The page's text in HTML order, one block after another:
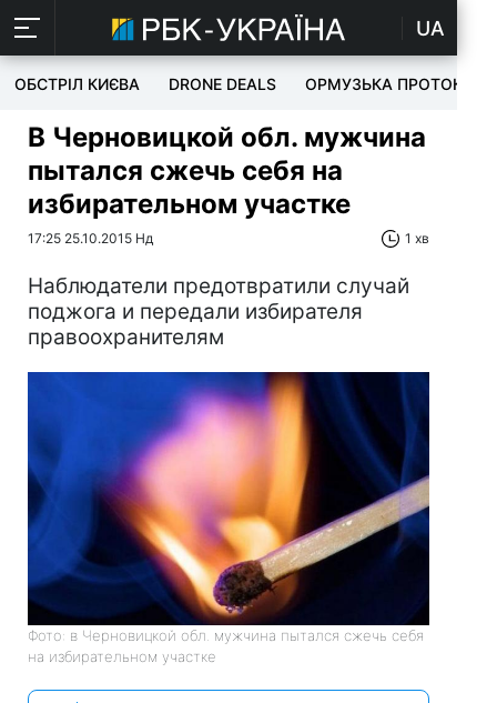
UA
ОБСТРІЛ КИЄВА DRONE DEALS ОРМУЗЬКА ПРОТОКА
В Черновицкой обл. мужчина
пытался сжечь себя на
избирательном участке
17:25 25.10.2015 Нд 1 хв
Наблюдатели предотвратили случай
поджога и передали избирателя
правоохранителям
Фото: в Черновицкой обл. мужчина пытался сжечь себя
на избирательном участке